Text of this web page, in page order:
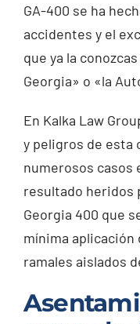
GA-400 se ha
accidentes y el
que ya la
Georgia» o «la
En Kalka Law
y peligros de esta
numerosos casos
resultado heridos
Georgia 400 que
mínima aplicación
ramales aislados